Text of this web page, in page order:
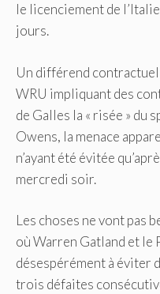
le licenciement de
jours.
Un différend
WRU impliquant des
de Galles la « risée » du
Owens, la menace
n’ayant été évitée
mercredi soir.
Les choses ne vont pas
où Warren Gatland et le
désespérément à éviter
trois défaites